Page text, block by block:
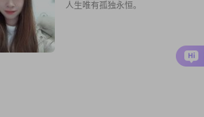
人生唯有孤独永恒。